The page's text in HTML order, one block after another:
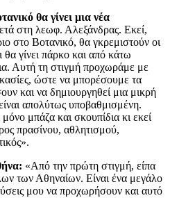
θα γίνει μια νέα
στη λεωφ. Αλεξάνδρας. Εκεί,
στο Βοτανικό, θα γκρεμιστούν οι
θα γίνει πάρκο και από κάτω
Αυτή τη στιγμή προχωράμε με
ώστε να μπορέσουμε τα
και να δημιουργηθεί μια μικρή
απολύτως υποβαθμισμένη.
μπάζα και σκουπίδια κι εκεί
πρασίνου, αθλητισμού,
«Από την πρώτη στιγμή, είπα
των Αθηναίων. Είναι ένα μεγάλο
μου να προχωρήσουν και αυτό